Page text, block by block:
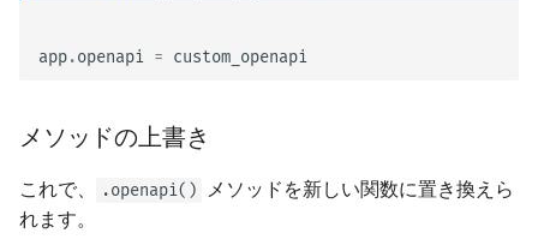
app.openapi = custom_openapi
メソッドの上書き
これで、 .openapi()
メソッドを新しい関数に置き換えら
れます。